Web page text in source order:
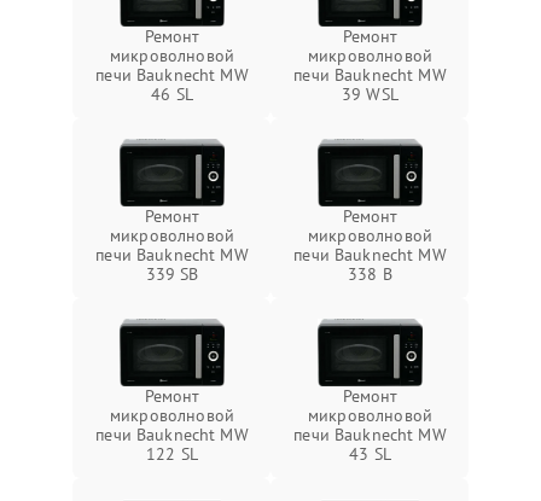
Ремонт
микроволновой
печи Bauknecht MW
46 SL
Ремонт
микроволновой
печи Bauknecht MW
39 WSL
Ремонт
микроволновой
печи Bauknecht MW
339 SB
Ремонт
микроволновой
печи Bauknecht MW
338 B
Ремонт
микроволновой
печи Bauknecht MW
122 SL
Ремонт
микроволновой
печи Bauknecht MW
43 SL